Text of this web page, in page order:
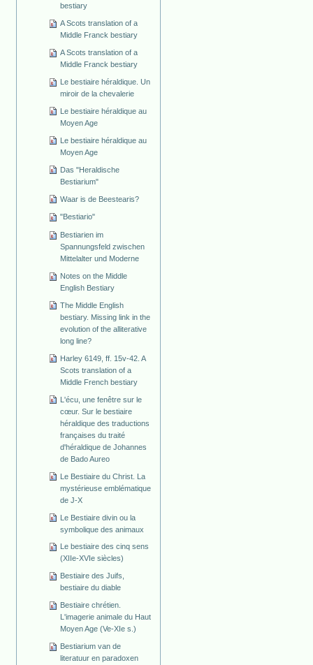
bestiary
A Scots translation of a
Middle Franck bestiary
A Scots translation of a
Middle Franck bestiary
Le bestiaire héraldique. Un
miroir de la chevalerie
Le bestiaire héraldique au
Moyen Age
Le bestiaire héraldique au
Moyen Age
Das "Heraldische
Bestiarium"
Waar is de Beestearis?
"Bestiario"
Bestiarien im
Spannungsfeld zwischen
Mittelalter und Moderne
Notes on the Middle
English Bestiary
The Middle English
bestiary. Missing link in the
evolution of the alliterative
long line?
Harley 6149, ff. 15v-42. A
Scots translation of a
Middle French bestiary
L'écu, une fenêtre sur le
cœur. Sur le bestiaire
héraldique des traductions
françaises du traité
d'héraldique de Johannes
de Bado Aureo
Le Bestiaire du Christ. La
mystérieuse emblématique
de J-X
Le Bestiaire divin ou la
symbolique des animaux
Le bestiaire des cinq sens
(XIIe-XVIe siècles)
Bestiaire des Juifs,
bestiaire du diable
Bestiaire chrétien.
L'imagerie animale du Haut
Moyen Age (Ve-XIe s.)
Bestiarium van de
literatuur en paradoxen